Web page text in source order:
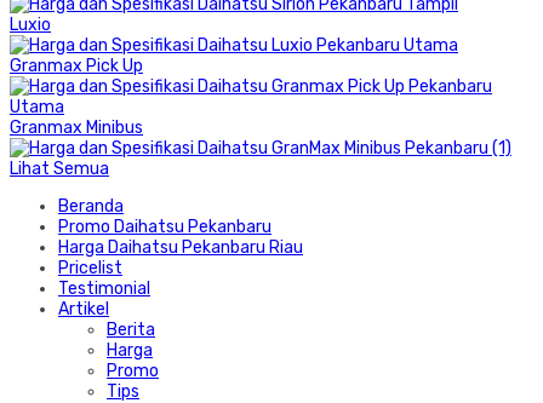
Luxio
Granmax Pick Up
Granmax Minibus
Lihat Semua
Beranda
Promo Daihatsu Pekanbaru
Harga Daihatsu Pekanbaru Riau
Pricelist
Testimonial
Artikel
Berita
Harga
Promo
Tips